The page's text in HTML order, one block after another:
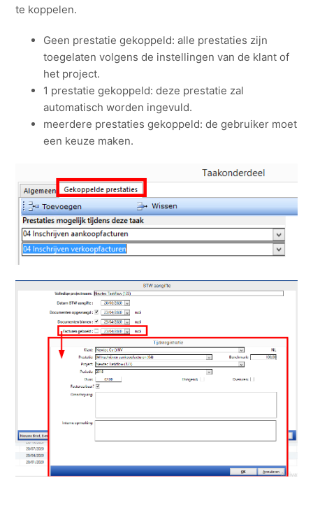
te koppelen.
Geen prestatie gekoppeld: alle prestaties zijn
toegelaten volgens de instellingen van de klant of
het project.
1 prestatie gekoppeld: deze prestatie zal
automatisch worden ingevuld.
meerdere prestaties gekoppeld: de gebruiker moet
een keuze maken.